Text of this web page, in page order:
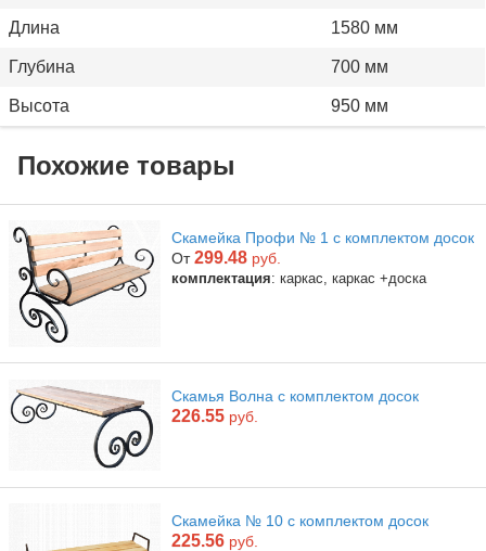
Длина 1580 мм
Глубина 700 мм
Высота 950 мм
Похожие товары
Скамейка Профи № 1 с комплектом досок
От299.48 руб.
комплектация: каркас, каркас +доска
Скамья Волна с комплектом досок
226.55 руб.
Скамейка № 10 с комплектом досок
225.56 руб.